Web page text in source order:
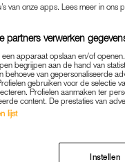
TEGEN
is in de VS
van onze apps. Lees meer in ons
partners verwerken
apparaat opslaan en/of
begrijpen aan de hand van
behoeve van gepersonaliseerde
gebruiken voor de selectie
Profielen aanmaken ter
content. De prestaties van
lijst
Instellen